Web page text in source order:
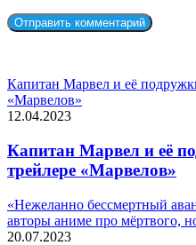
Капитан Марвел и её
«Марвелов»
12.04.2023
Капитан Марвел и её
трейлере «Марвелов»
«Нежеланно бессмертный
авторы аниме про мёртвого,
20.07.2023